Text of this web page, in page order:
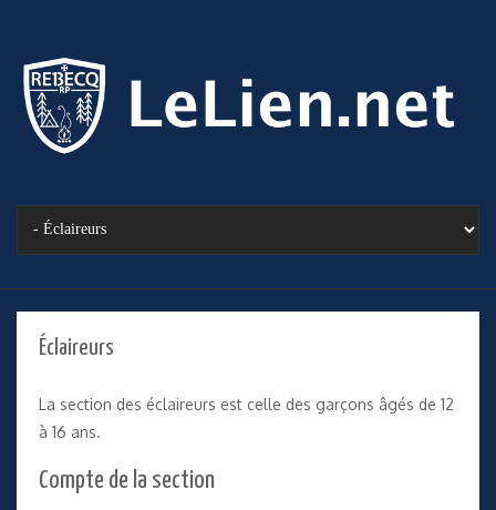
Éclaireurs
La section des éclaireurs est celle des garçons âgés de 12
à 16 ans.
Compte de la section